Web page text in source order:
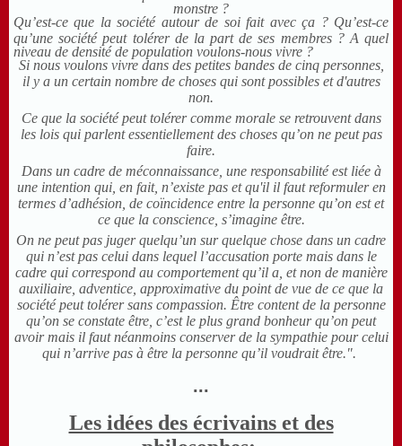
monstre ?
Qu’est-ce que la société autour de soi fait avec ça ? Qu’est-ce
qu’une société peut tolérer de la part de ses membres ? A quel
niveau de densité de population voulons-nous vivre ?
Si nous voulons vivre dans des petites bandes de cinq personnes,
il y a un certain nombre de choses qui sont possibles et d'autres
non.
Ce que la société peut tolérercomme morale se retrouvent dans
les lois qui parlent essentiellement des choses qu’on ne peut pas
faire.
Dans un cadre de méconnaissance, une responsabilité est liée à
une intention qui, en fait, n’existe pas et qu'il il faut reformuler en
termes d’adhésion, de coïncidence entre la personne qu’on est et
ce que la conscience, s’imagine être.
On ne peut pas juger quelqu’un sur quelque chose dans un cadre
qui n’est pas celui dans lequel l’accusation porte mais dans le
cadre qui correspond au comportement qu’il a, et non de manière
auxiliaire, adventice, approximative du point de vue de ce que la
société peut tolérer sans compassion. Être content de la personne
qu’on se constate être, c’est le plus grand bonheur qu’on peut
avoir mais il faut néanmoins conserver de la sympathie pour celui
qui n’arrive pas à être la personne qu’il voudrait être.".
...
Les idées des écrivains et des